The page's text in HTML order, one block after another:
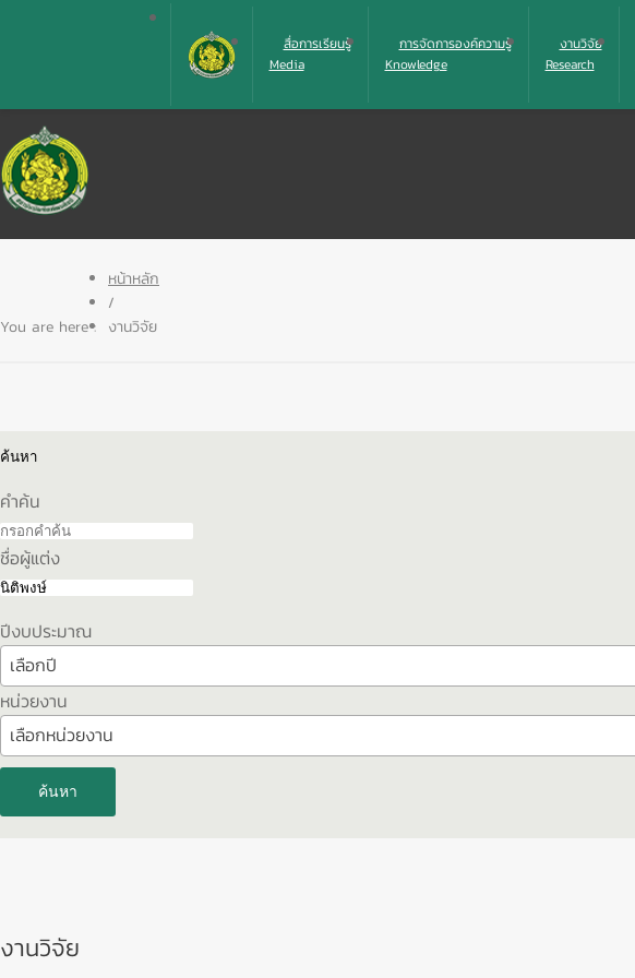
สื่อการเรียนรู้
Media
การจัดการองค์ความรู้
Knowledge
งานวิจัย
Research
You are here :
หน้าหลัก
/
งานวิจัย
ค้นหา
คำค้น
ชื่อผู้แต่ง
ปีงบประมาณ
เลือกปี
หน่วยงาน
เลือกหน่วยงาน
ค้นหา
งานวิจัย